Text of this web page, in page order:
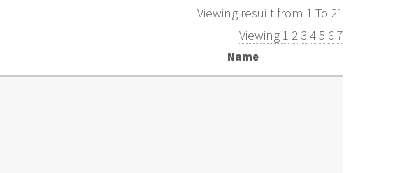
Viewing resuilt from 1 To 21
Viewing 1 2 3 45 6 7
Name